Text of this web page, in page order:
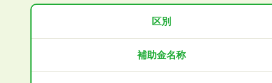
区別
補助金名称